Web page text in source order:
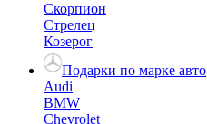
Скорпион
Стрелец
Козерог
Подарки по марке авто
Audi
BMW
Chevrolet